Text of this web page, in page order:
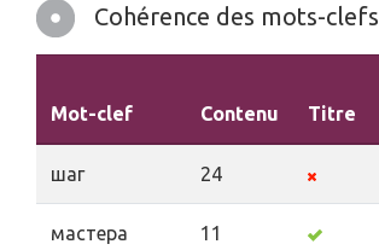
Cohérence des mots-clefs
Mot-clef Contenu Titre
шаг 24
мастера 11